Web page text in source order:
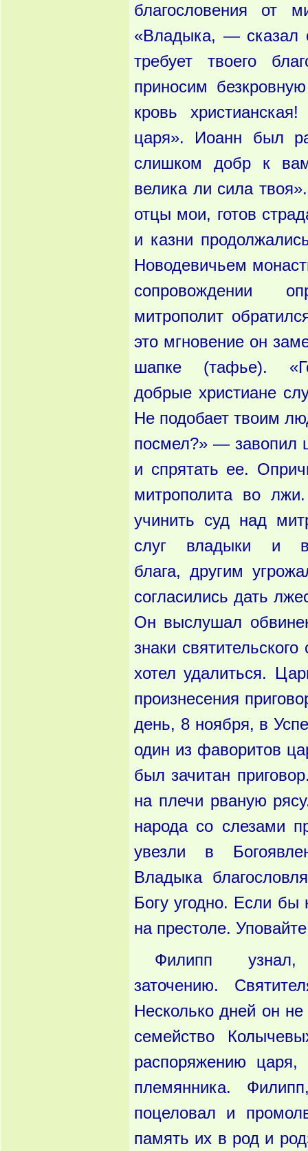
благословения от
«Владыка, —
требует твоего
приносим
кровь
царя». Иоанн был
слишком добр к
велика ли сила
отцы мои, готов
и казни про
Новодевичьем
сопровождении
митрополит
это мгновение он за
шапке (тафье).
добрые христиане
Не подобаеттвоим
посмел?» — завопил
и спрятать ее. Оприч
митрополита во
учинить суд над
слуг владыки и
блага,другим
согласились дать
Он выслушал
знаки
хотел удалиться.
произнесения при
день, 8 ноября, в
один из фаворитов
был зачитан
на плечи рваную
народа со слезами
увезли в
Владыка
Богуугодно. Если бы
на престоле.
Филипп
заточению.
Несколько дней он
семейство
распоряжению царя,
племянника.
поцеловал и
память их в род и